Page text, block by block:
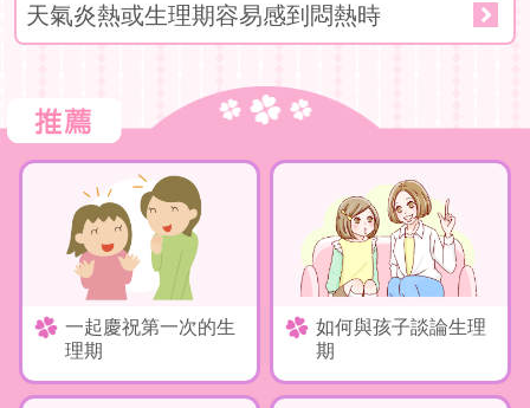
天氣炎熱或生理期容易感到悶熱時
一起慶祝第一次的生
理期
如何與孩子談論生理
期